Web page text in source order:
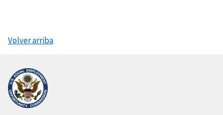
Volver arriba